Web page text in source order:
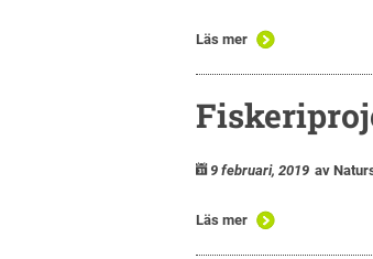
Läs mer
9 februari, 2019 av
Läs mer